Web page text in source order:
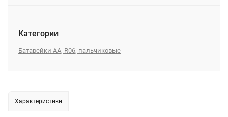
Категории
Батарейки AA, R06, пальчиковые
Характеристики